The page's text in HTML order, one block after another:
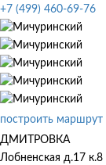
+7 (499) 460-69-76
построить маршрут
ДМИТРОВКА
Лобненская д.17 к.8